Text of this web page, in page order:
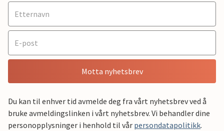
Motta nyhetsbrev
Du kan til enhver tid avmelde deg fra vårt nyhetsbrev ved å
bruke avmeldingslinken i vårt nyhetsbrev. Vi behandler dine
personopplysninger i henhold til vår persondatapolitikk.